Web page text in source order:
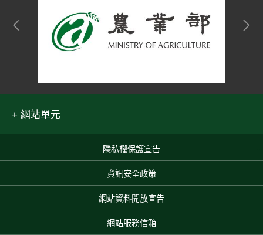
網站單元
隱私權保護宣告
資訊安全政策
網站資料開放宣告
網站服務信箱